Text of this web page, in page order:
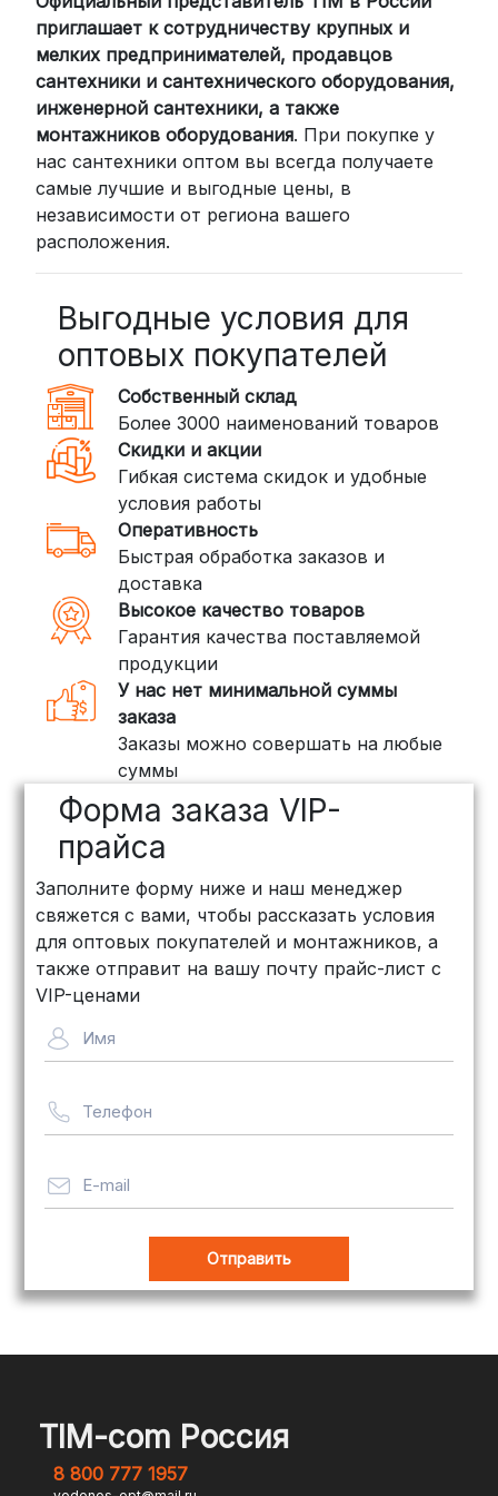
Для клиентов из других регионов
России мы сотрудничаем с
проверенными транспортными
компаниями:
СДЭК: Выбирайте доставку до
пункта выдачи (от 2 дней) или
курьером до двери (от 3 дней).
Стоимость начинается от300
рублей
пунктов выдачи или курьером.
Сроки — от 2 дней, стоимость — от
350 рублей
DPD: Международная служба
доставки, которая работает и
внутри России. Сроки — от 2 дней,
стоимость — от 400 рублей
3. Доставка крупногабаритных грузов
(ПЭК, КИТ, Байкал Сервис)
Если ваш заказ включает большие или
тяжелые товары, мы рекомендуем
воспользоваться услугами компаний,
специализирующихся на доставке
грузов:
ПЭК: Сроки доставки — от 3 до 10
дней, стоимость рассчитывается
индивидуально (минимум
рублей
объемных заказов. Сроки — от 3
дней, стоимость — от500 рублей
Байкал Сервис: Идеально подходит
для крупногабаритных товаров.
рассчитывается индивидуально
Важно! Мы заботимся о том, чтобы
целости и сохранности, независимо
от их размера.
максимально удобным и безопасным
для наших клиентов. Независимо от
того, являетесь ли вы физическим или
приглашает к сотрудничеству крупных и
мелких предпринимателей, продавцов
сантехники и сантехнического оборудования,
инженерной сантехники, а также
монтажников оборудования. При покупке у
нас сантехники оптом вы всегда получаете
самые лучшие и выгодные цены, в
независимости от региона вашего
расположения.
Выгодные условия для
оптовых покупателей
Собственный склад
Более 3000 наименований товаров
Скидки и акции
Гибкая система скидок и удобные
условия работы
Оперативность
Быстрая обработка заказов и
доставка
Высокое качество товаров
Гарантия качества поставляемой
продукции
У нас нет минимальной суммы
заказа
Заказы можно совершать на любые
суммы
Форма заказа VIP-
прайса
Заполните форму ниже и наш менеджер
свяжется с вами, чтобы рассказать условия
для оптовых покупателей и монтажников, а
также отправит на вашу почту прайс-лист с
VIP-ценами
Имя
Телефон
E-mail
TIM-com Россия
8 800 777 1957